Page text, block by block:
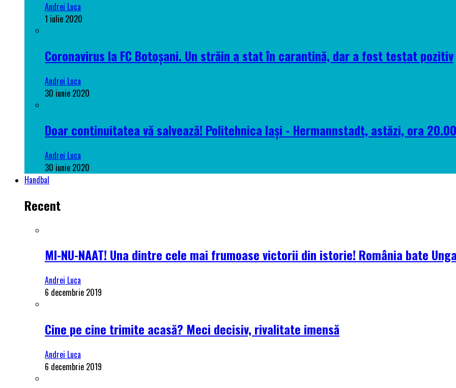
Andrei Luca
1 iulie 2020
Coronavirus la FC Botoșani. Un străin a stat în carantină, dar a fost testat pozitiv
Andrei Luca
30 iunie 2020
Doar continuitatea vă salvează! Politehnica Iași - Hermannstadt, astăzi, ora 20.00
Andrei Luca
30 iunie 2020
Handbal
Recent
MI-NU-NAAT! Una dintre cele mai frumoase victorii din istorie! România bate
Andrei Luca
6 decembrie 2019
Cine pe cine trimite acasă? Meci decisiv, rivalitate imensă
Andrei Luca
6 decembrie 2019